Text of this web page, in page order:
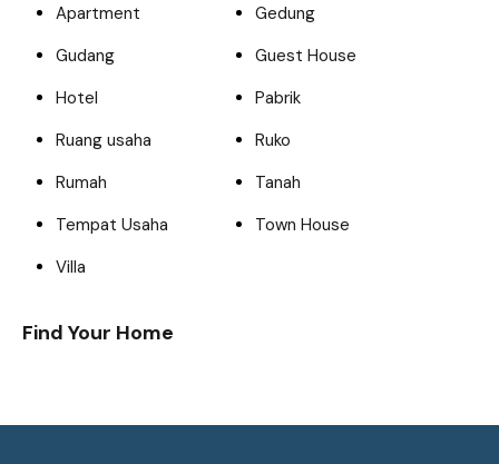
Apartment
Gedung
Gudang
Guest House
Hotel
Pabrik
Ruang usaha
Ruko
Rumah
Tanah
Tempat Usaha
Town House
Villa
Find Your Home